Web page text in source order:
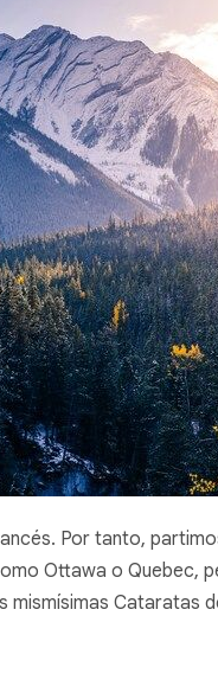
Por tanto,
Ottawa o Quebec,
Cataratas